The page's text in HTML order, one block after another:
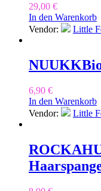
29,00 €
In den Warenkorb
Vendor:
Little
NUUKK
6,90 €
In den Warenkorb
Vendor:
Little